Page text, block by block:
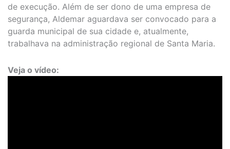
de execução. Além de ser dono de uma empresa de
segurança, Aldemar aguardava ser convocado para a
guarda municipal de sua cidade e, atualmente,
trabalhava na administração regional de Santa Maria.
Veja o vídeo: